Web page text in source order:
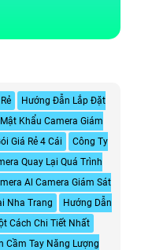
Hướng Đẫn Lắp Đặt
Khẩu Camera Giám
Giá Rẻ 4 Cái
Công Ty
Quay Lại Quá Trình
Al Camera Giám Sát
Nha Trang
Hướng Dẫn
Cách Chi Tiết Nhất
Cầm Tay Năng Lượng